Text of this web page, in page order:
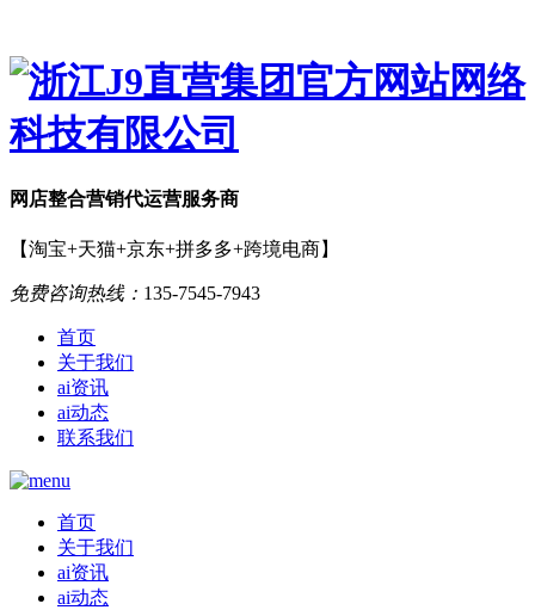
网店整合营销代运营服务商
【淘宝+天猫+京东+拼多多+跨境电商】
免费咨询热线： 135-7545-7943
首页
关于我们
ai资讯
ai动态
联系我们
首页
关于我们
ai资讯
ai动态